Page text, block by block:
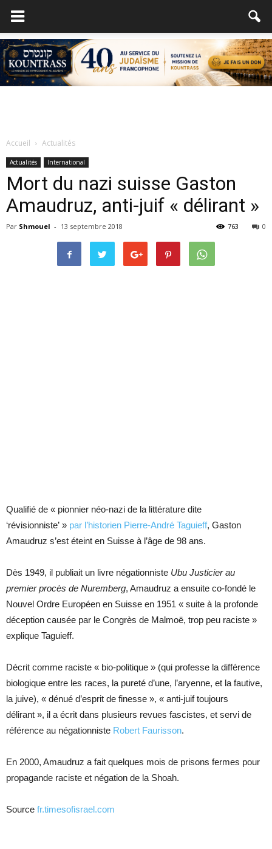
Accueil Actualités
Actualités International
Mort du nazi suisse Gaston
Amaudruz, anti-juif « délirant »
Par Shmouel - 13 septembre 2018 0
763
Qualifié de « pionnier néo-nazi de la littérature dite
‘révisionniste’ » par l’historien Pierre-André Taguieff, Gaston
Amaudruz s’est éteint en Suisse à l’âge de 98 ans.
Dès 1949, il publiait un livre négationniste Ubu Justicier au
premier procès de Nuremberg, Amaudruz a ensuite co-fondé le
Nouvel Ordre Européen en Suisse en 1951 « suite à la profonde
déception causée par le Congrès de Malmoë, trop peu raciste »
explique Taguieff.
Décrit comme raciste « bio-politique » (qui professe la différence
biologique entre les races, la pureté d’une, l’aryenne, et la fautive,
la juive), « dénué d’esprit de finesse », « anti-juif toujours
délirant », il a écrit dans plusieurs revues fascistes, et servi de
référence au négationniste Robert Faurisson.
En 2000, Amaudruz a fait quelques mois de prisons fermes pour
propagande raciste et négation de la Shoah.
Source fr.timesofisrael.com